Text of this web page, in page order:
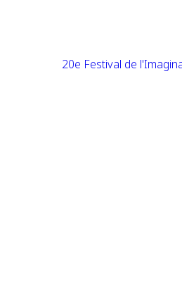
20e Festival de